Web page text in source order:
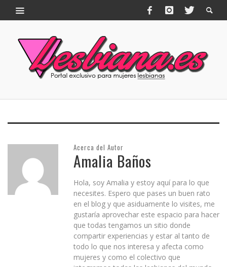
Acerca del Autor
Amalia Baños
Hola, soy Amalia y estoy aquí para lo que
necesites. Espero que pases un buen rato
en el blog y que asiduamente lo visites, me
gustaría aprovechar este espacio para hacer
que todas tengamos un sitio donde
compartir experiencias y estar al tanto de
todo lo que nos interesa y afecta como
mujeres y como el colectivo que